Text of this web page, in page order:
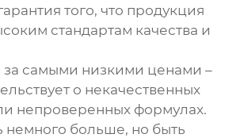
того, что продукция
стандартам качества и
за самыми низкими ценами –
о некачественных
непроверенных формулах.
немного больше, но быть